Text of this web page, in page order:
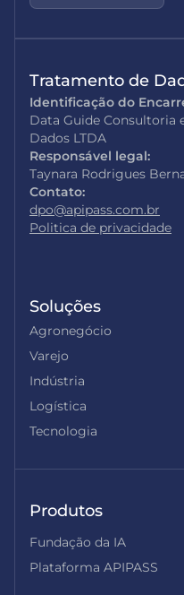
Soluções
Agronegócio
Varejo
Indústria
Logística
Tecnologia
Produtos
Fundação da IA
Plataforma APIPASS
Tratamento de
Identificação do
Data Guide Consultoria
Dados LTDA
Responsável legal:
Taynara Rodrigues
Contato:
dpo@apipass.com.br
Politica de privacidade